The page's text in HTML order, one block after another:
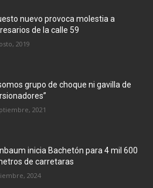
nuevo provoca molestia a
de la calle 59
2019
grupo de choque ni gavilla de
2021
inicia Bachetón para 4 mil 600
de carretaras
2024